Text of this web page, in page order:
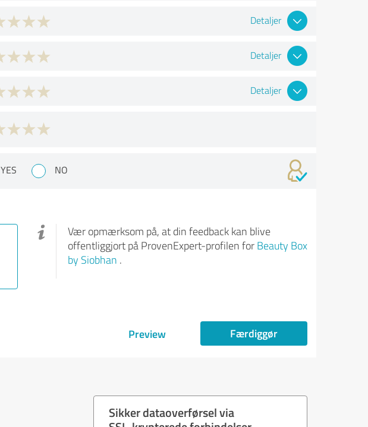
Detaljer
Detaljer
Detaljer
YES NO
Vær opmærksom på, at din feedback kan blive
offentliggjort på ProvenExpert-profilen for Beauty Box
by Siobhan .
Preview Færdiggør
Sikker dataoverførsel via